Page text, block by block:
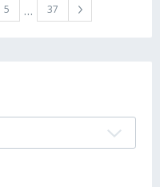
5 … 37